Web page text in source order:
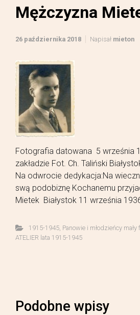
Mężczyzna
26 października 2018 Napisał mieton
Fotografia datowana 5 września
zakładzie Fot. Ch. Taliński
Na odwrocie dedykacja:Na
swą podobiznę Kochanemu
Mietek Białystok 11 września
1915-1945, Panowie i młodzieńcy mały
ATELIER lata 1915-1945
Podobne wpisy